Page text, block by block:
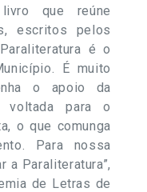
que reúne
escritos pelos
é o
É muito
o apoio da
voltada para o
o que comunga
Para nossa
a Paraliteratura”,
de Letras de